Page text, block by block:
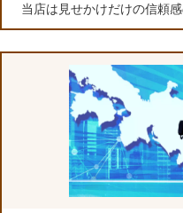
当店は見せかけだけの信頼